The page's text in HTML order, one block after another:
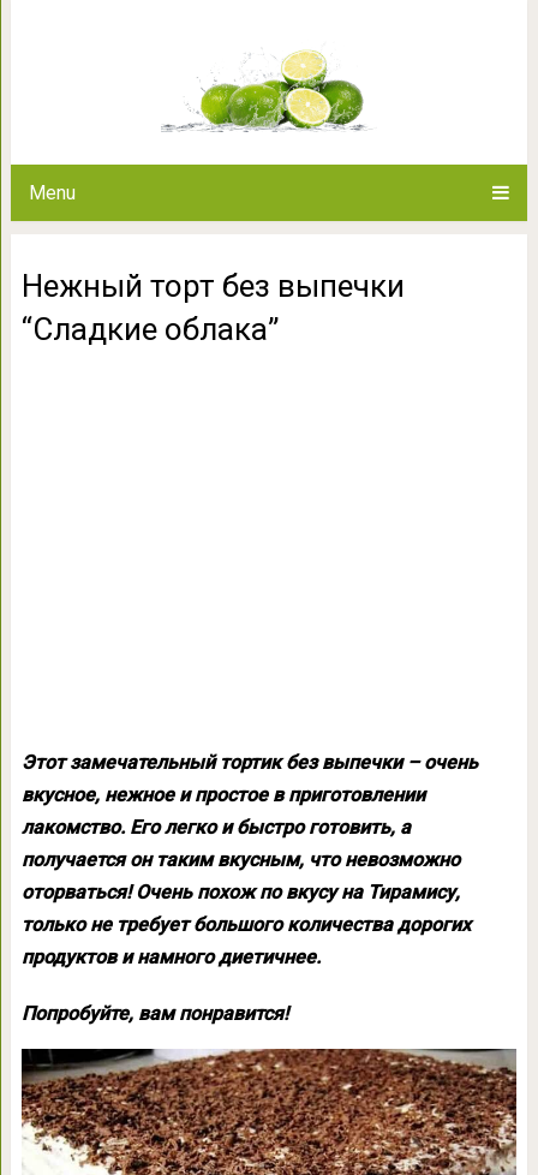
Menu
Нежный торт без выпечки
“Сладкие облака”
Этот замечательный тортик без выпечки – очень
вкусное, нежное и простое в приготовлении
лакомство. Его легко и быстро готовить, а
получается он таким вкусным, что невозможно
оторваться! Очень похож по вкусу на Тирамису,
только не требует большого количества дорогих
продуктов и намного диетичнее.
Попробуйте, вам понравится!